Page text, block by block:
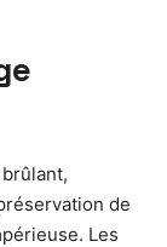
de
Les